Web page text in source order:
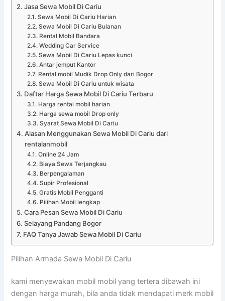
Jasa Sewa Mobil Di Cariu
Sewa Mobil Di Cariu Harian
Sewa Mobil Di Cariu Bulanan
Rental Mobil Bandara
Wedding Car Service
Sewa Mobil Di Cariu Lepas kunci
Antar jemput Kantor
Rental mobil Mudik Drop Only dari Bogor
Sewa Mobil Di Cariu untuk wisata
Daftar Harga Sewa Mobil Di Cariu Terbaru
Harga rental mobil harian
Harga sewa mobil Drop only
Syarat Sewa Mobil Di Cariu
Alasan Menggunakan Sewa Mobil Di Cariu dari
rentalanmobil
Online 24 Jam
Biaya Sewa Terjangkau
Berpengalaman
Supir Profesional
Gratis Mobil Pengganti
Pilihan Mobil lengkap
Cara Pesan Sewa Mobil Di Cariu
Selayang Pandang Bogor
FAQ Tanya Jawab Sewa Mobil Di Cariu
Pilihan Armada Sewa Mobil Di Cariu
kami menyewakan mobil mobil yang tertera dibawah ini
dengan harga murah, bila anda tidak mendapati merk mobil